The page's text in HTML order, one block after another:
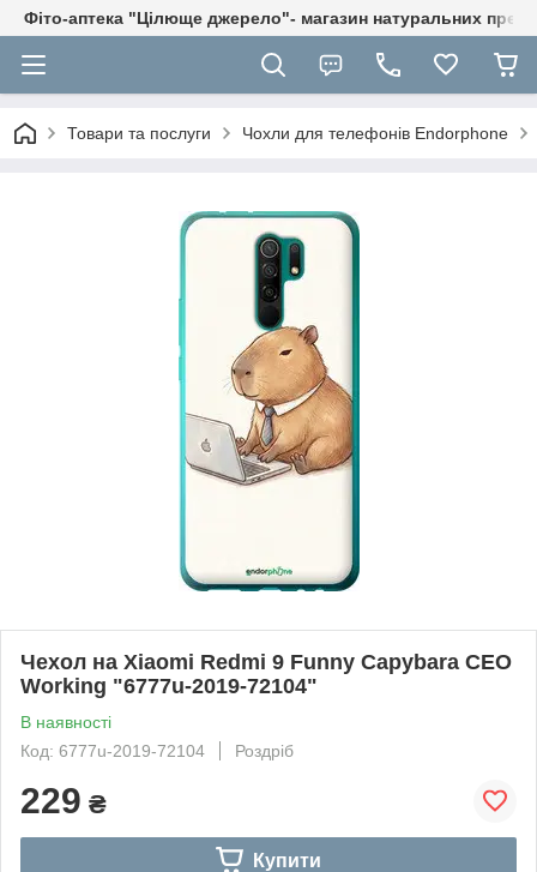
Фіто-аптека "Цілюще джерело"- магазин натуральних
Товари та послуги Чохли для телефонів Endorphone
Чехол на Xiaomi Redmi 9 Funny Capybara CEO
Working "6777u-2019-72104"
В наявності
Код: 6777u-2019-72104
Роздріб
229 ₴
Купити